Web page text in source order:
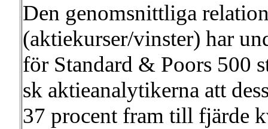
Den genomsnittliga
(aktiekurser/vinster) har
för Standard & Poors 500
sk aktieanalytikerna att
37 procent fram till fjärde